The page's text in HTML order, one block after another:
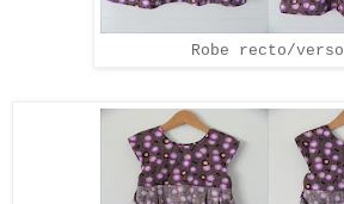
Robe recto/verso